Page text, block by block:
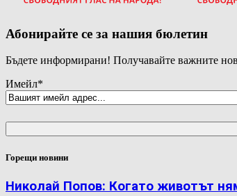
Абонирайте се за нашия бюлетин
Бъдете информирани! Получавайте важните
Имейл*
Горещи новини
Николай Попов: Когато животът